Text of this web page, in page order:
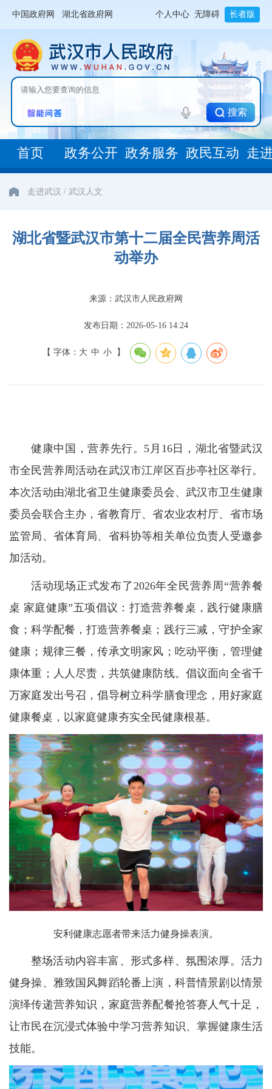
中国政府网 湖北省政府网 个人中心 无障碍 长者版
搜索
首页 政务公开 政务服务 政民互动 走
走进武汉 / 武汉人文
湖北省暨武汉市第十二届全民营养周活
动举办
来源：武汉市人民政府网
发布日期：2026-05-16 14:24
【 字体： 大 中 小 】
健康中国，营养先行。5月16日，湖北省暨武汉
市全民营养周活动在武汉市江岸区百步亭社区举行。
本次活动由湖北省卫生健康委员会、武汉市卫生健康
委员会联合主办，省教育厅、省农业农村厅、省市场
监管局、省体育局、省科协等相关单位负责人受邀参
加活动。
活动现场正式发布了2026年全民营养周“营养餐
桌 家庭健康”五项倡议：打造营养餐桌，践行健康膳
食；科学配餐，打造营养餐桌；践行三减，守护全家
健康；规律三餐，传承文明家风；吃动平衡，管理健
康体重；人人尽责，共筑健康防线。倡议面向全省千
万家庭发出号召，倡导树立科学膳食理念，用好家庭
健康餐桌，以家庭健康夯实全民健康根基。
安利健康志愿者带来活力健身操表演。
整场活动内容丰富、形式多样、氛围浓厚。活力
健身操、雅致国风舞蹈轮番上演，科普情景剧以情景
演绎传递营养知识，家庭营养配餐抢答赛人气十足，
让市民在沉浸式体验中学习营养知识、掌握健康生活
技能。